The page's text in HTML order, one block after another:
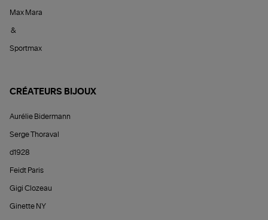
Max Mara
&
Sportmax
CRÉATEURS BIJOUX
Aurélie Bidermann
Serge Thoraval
d1928
Feidt Paris
Gigi Clozeau
Ginette NY